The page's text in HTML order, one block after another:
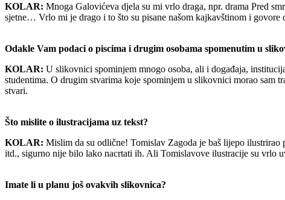
KOLAR: Mnoga Galovićeva djela su mi vrlo draga, npr. drama Pred
sjetne… Vrlo mi je drago i to što su pisane našom kajkavštinom i
Odakle Vam podaci o piscima i drugim osobama spomenutim u
KOLAR: U slikovnici spominjem mnogo osoba, ali i događaja,
studentima. O drugim stvarima koje spominjem u slikovnici morao
stvari.
Što mislite o ilustracijama uz tekst?
KOLAR: Mislim da su odlične! Tomislav Zagoda je baš lijepo
itd., sigurno nije bilo lako nacrtati ih. Ali Tomislavove ilustracije su vrlo
Imate li u planu još ovakvih slikovnica?